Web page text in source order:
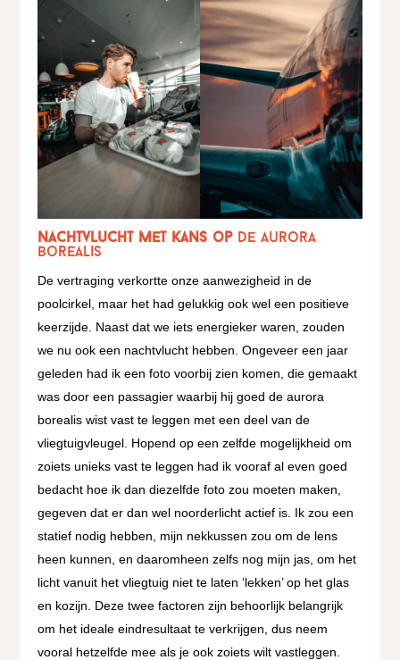
Nachtvlucht met kans op de aurora
borealis
De vertraging verkortte onze aanwezigheid in de
poolcirkel, maar het had gelukkig ook wel een positieve
keerzijde. Naast dat we iets energieker waren, zouden
we nu ook een nachtvlucht hebben. Ongeveer een jaar
geleden had ik een foto voorbij zien komen, die gemaakt
was door een passagier waarbij hij goed de aurora
borealis wist vast te leggen met een deel van de
vliegtuigvleugel. Hopend op een zelfde mogelijkheid om
zoiets unieks vast te leggen had ik vooraf al even goed
bedacht hoe ik dan diezelfde foto zou moeten maken,
gegeven dat er dan wel noorderlicht actief is. Ik zou een
statief nodig hebben, mijn nekkussen zou om de lens
heen kunnen, en daaromheen zelfs nog mijn jas, om het
licht vanuit het vliegtuig niet te laten ‘lekken’ op het glas
en kozijn. Deze twee factoren zijn behoorlijk belangrijk
om het ideale eindresultaat te verkrijgen, dus neem
vooral hetzelfde mee als je ook zoiets wilt vastleggen.